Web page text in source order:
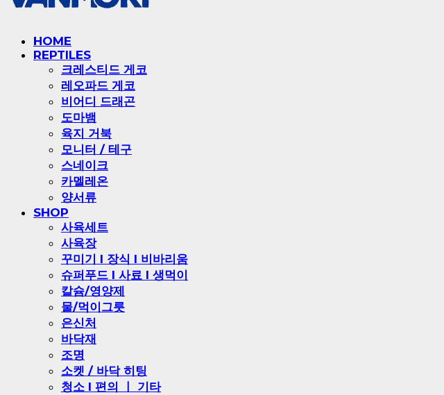
HOME
REPTILES
크레스티드 게코
레오파드 게코
비어디 드래곤
도마뱀
육지 거북
모니터 / 테구
스네이크
카멜레온
양서류
SHOP
사육세트
사육장
꾸미기 l 장식 l 비바리움
슈퍼푸드 l 사료 l 생먹이
칼슘/영양제
물/먹이그릇
은신처
바닥재
조명
소켓 / 바닥 히팅
청소 l 편의 ㅣ 기타